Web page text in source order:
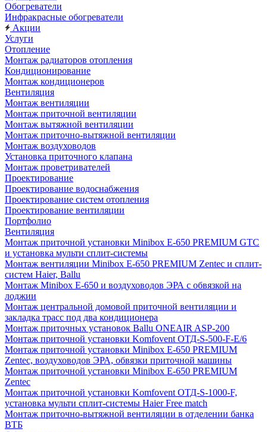
Обогреватели
Инфракрасные обогреватели
Акции
Услуги
Отопление
Монтаж радиаторов отопления
Кондиционирование
Монтаж кондиционеров
Вентиляция
Монтаж вентиляции
Монтаж приточной вентиляции
Монтаж вытяжной вентиляции
Монтаж приточно-вытяжной вентиляции
Монтаж воздуховодов
Установка приточного клапана
Монтаж проветривателей
Проектирование
Проектирование водоснабжения
Проектирование систем отопления
Проектирование вентиляции
Портфолио
Вентиляция
Монтаж приточной установки Minibox E-650 PREMIUM GTC
и установка мульти сплит-системы
Монтаж вентиляции Minibox E-650 PREMIUM Zentec и сплит-
систем Haier, Ballu
Монтаж Minibox E-650 и воздуховодов ЭРА с обвязкой на
лоджии
Монтаж центральной домовой приточной вентиляции и
закладка трасс под два кондиционера
Монтаж приточных установок Ballu ONEAIR ASP-200
Монтаж приточной установки Komfovent ОТД-S-500-F-E/6
Монтаж приточной установки Minibox E-650 PREMIUM
Zentec, воздуховодов ЭРА, обвязки приточной машины
Монтаж приточной установки Minibox E-650 PREMIUM
Zentec
Монтаж приточной установки Komfovent ОТД-S-1000-F,
установка мульти сплит-системы Haier Free match
Монтаж приточно-вытяжной вентиляции в отделении банка
ВТБ